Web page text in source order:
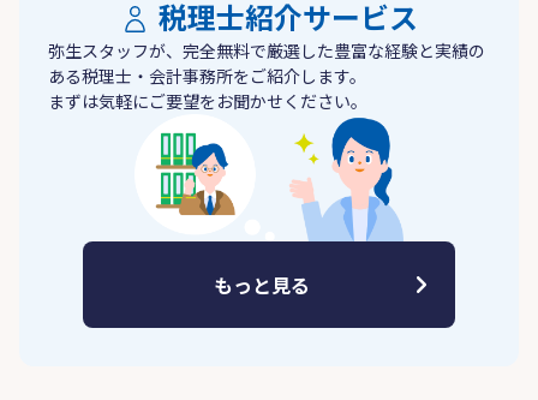
税理士紹介サービス
弥生スタッフが、完全無料で厳選した豊富な経験と実績の
ある税理士・会計事務所をご紹介します。
まずは気軽にご要望をお聞かせください。
もっと見る